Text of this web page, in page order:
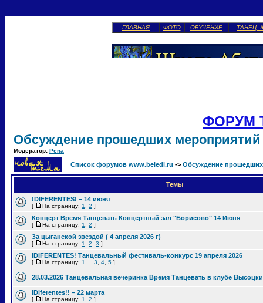
ГЛАВНАЯ ФОТО ОБУЧЕНИЕ ТАНЕЦ
ФОРУМ
Обсуждение прошедших мероприятий
Модератор: Pena
Список форумов www.beledi.ru -> Обсуждение
Темы
!DIFERENTES! – 14 июня
[ На страницу: 1 2 ]
Концерт Время Танцевать Концертный зал "Борисово" 14 Июня
[ На страницу: 1 2 ]
За цыганской звездой ( 4 апреля 2026 г)
[ На страницу: 1 2 3 ]
iDIFERENTES! Танцевальный фестиваль-конкурс 19 апреля 2026
[ На страницу: 1 3 4 5 ]
28.03.2026 Танцевальная вечеринка Время Танцевать в клубе
iDiferentes!! – 22 марта
[ На страницу: 1 2 ]